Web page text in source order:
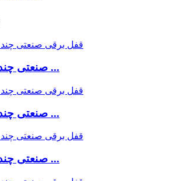
صنعتی چند منظوره ...
صنعتی چند منظوره ...
صنعتی چند منظوره ...